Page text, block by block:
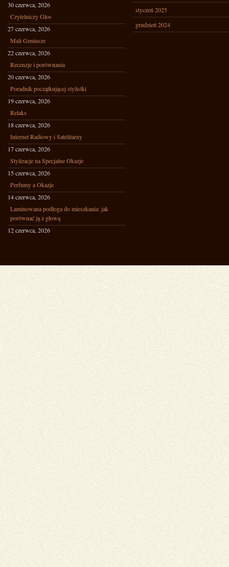
30 czerwca, 2026
Czytelniczy Głos
27 czerwca, 2026
Mali Geniusze
22 czerwca, 2026
Recenzje i porównania
20 czerwca, 2026
Poradnik początkującej stylistki
19 czerwca, 2026
Relaks
18 czerwca, 2026
Internet Radiowy i Satelitarny
17 czerwca, 2026
Stylizacje na Specjalne Okazje
15 czerwca, 2026
Perfumy a Okazje
14 czerwca, 2026
Laminowana podłoga do mieszkania: jak
porównać ją z głową
12 czerwca, 2026
styczeń 2025
grudzień 2024